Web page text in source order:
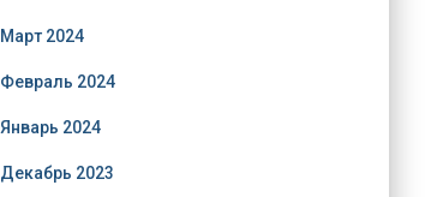
Март 2024
Февраль 2024
Январь 2024
Декабрь 2023